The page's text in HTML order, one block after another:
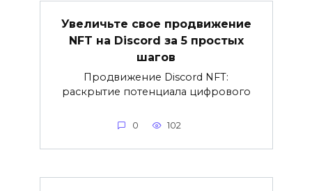
Увеличьте свое продвижение
NFT на Discord за 5 простых
шагов
Продвижение Discord NFT:
раскрытие потенциала цифрового
0 102